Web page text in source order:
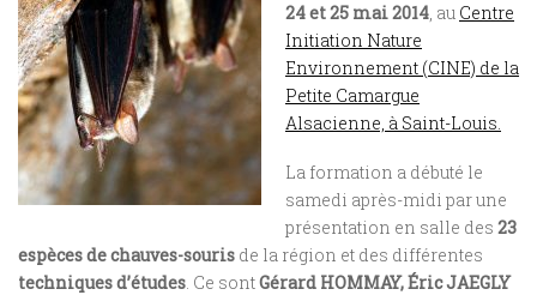
24 et 25 mai 2014, au Centre
Initiation Nature
Environnement (CINE) de la
Petite Camargue
Alsacienne, à Saint-Louis.
La formation a débuté le
samedi après-midi par une
présentation en salle des 23
espèces de chauves-souris de la région et des différentes
techniques d’études. Ce sontGérard HOMMAY, Éric JAEGLY